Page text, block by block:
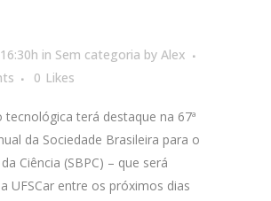
in Sem categoria by Alex
0 Likes
tecnológica terá destaque na 67ª
da Sociedade Brasileira para o
Ciência (SBPC) – que será
UFSCar entre os próximos dias